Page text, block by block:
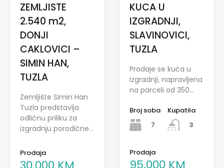
ZEMLJISTE
2.540 m2,
DONJI
CAKLOVICI –
SIMIN HAN,
TUZLA
Zemljište Simin Han
Tuzla predstavlja
odličnu priliku za
izgradnju porodične…
Prodaja
KUCA U
IZGRADNJI,
SLAVINOVICI,
TUZLA
Prodaje se kuća u
izgradnji, napravljena
na parceli od 350…
Broj soba
7
Kupatila
3
Prodaja